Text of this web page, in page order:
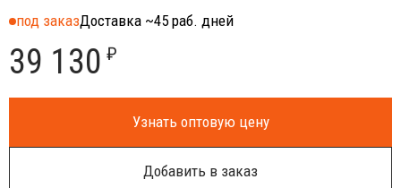
под заказДоставка ~45 раб. дней
39 130 ₽
Узнать оптовую цену
Добавить в заказ